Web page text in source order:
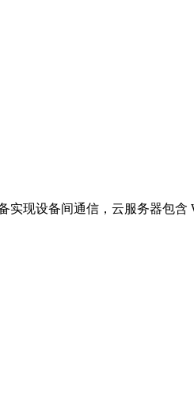
实现设备间通信，云服务器包含